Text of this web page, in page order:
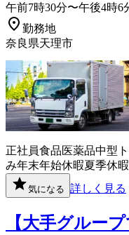
午前7時30分〜午後4時6
勤務地
奈良県天理市
正社員食品医薬品中型
み年末年始休暇夏季休暇
気になる 詳しく見る
【大手グルー